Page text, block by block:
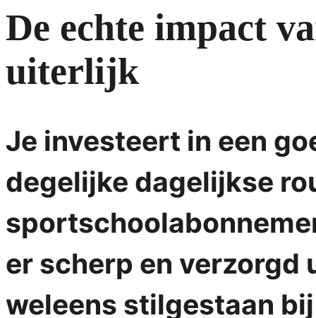
De echte impact
uiterlijk
Je investeert in een
degelijke dagelijkse
er scherp en verzorgd
weleens stilgestaan